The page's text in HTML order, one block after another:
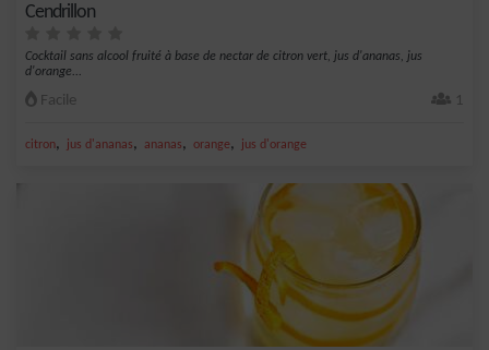
Cendrillon
Cocktail sans alcool fruité à base de nectar de citron vert, jus d'ananas, jus
d'orange...
Facile 1
citron, jus d'ananas, ananas, orange, jus d'orange